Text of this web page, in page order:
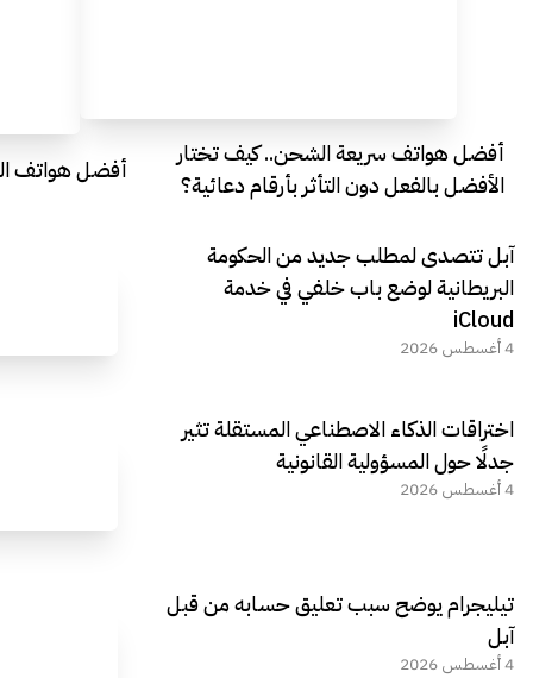
أفضل هواتف سريعة الشحن.. كيف تختار
الأفضل بالفعل دون التأثر بأرقام دعائية؟
أفضل هواتف
آبل تتصدى لمطلب جديد من الحكومة
البريطانية لوضع باب خلفي في خدمة
iCloud
4 أغسطس 2026
اختراقات الذكاء الاصطناعي المستقلة تثير
جدلًا حول المسؤولية القانونية
4 أغسطس 2026
تيليجرام يوضح سبب تعليق حسابه من قبل
آبل
4 أغسطس 2026